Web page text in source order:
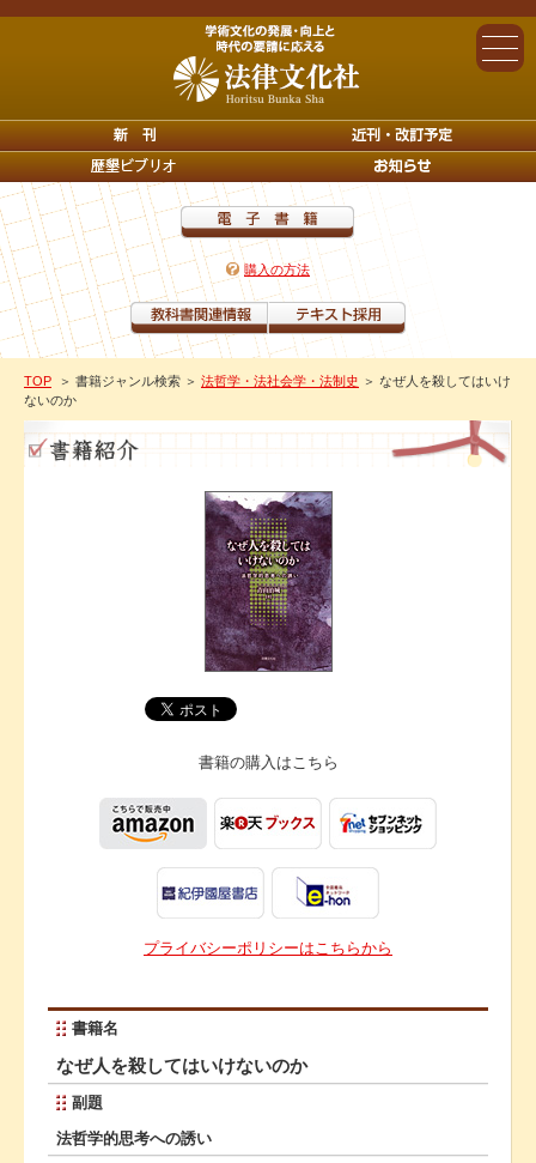
購入の方法
TOP ＞ 書籍ジャンル検索 ＞ 法哲学・法社会学・法制史 ＞ なぜ人を殺してはいけ
ないのか
書籍の購入はこちら
プライバシーポリシーはこちらから
書籍名
なぜ人を殺してはいけないのか
副題
法哲学的思考への誘い